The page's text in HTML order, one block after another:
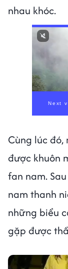
nhau khóc.
Cùng lúc
được khuôn
fan nam.
nam thanh
những biểu
gặp được